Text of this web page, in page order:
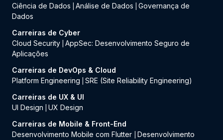
Ciência de Dados
Análise de Dados
Governança de
Dados
Carreiras de Cyber
Cloud Security AppSec: Desenvolvimento Seguro de
Aplicações
Carreiras de DevOps & Cloud
Platform Engineering
SRE (Site Reliability Engineering)
Carreiras de UX & UI
UI Design
UX Design
Carreiras de Mobile & Front-End
Desenvolvimento Mobile com Flutter
Desenvolvimento